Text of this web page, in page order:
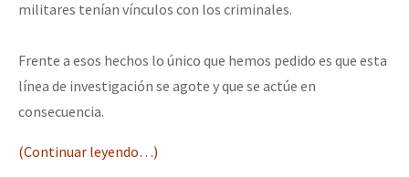
militares tenían vínculos con los criminales.
Frente a esos hechos lo único que hemos pedido es que esta
línea de investigación se agote y que se actúe en
consecuencia.
(Continuar leyendo…)